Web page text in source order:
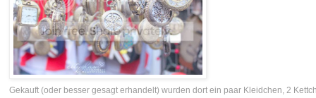
Gekauft (oder besser gesagt erhandelt) wurden dort ein paar Kleidchen, 2